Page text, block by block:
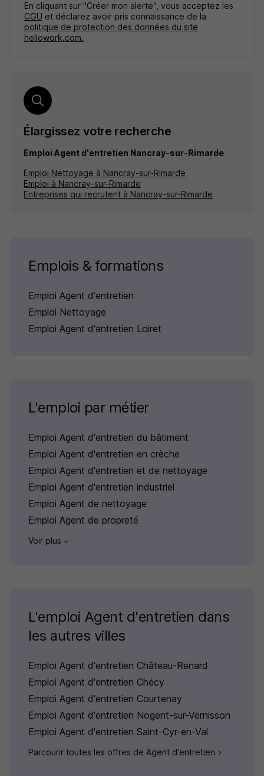
En cliquant sur "Créer mon alerte", vous acceptez les
CGU et déclarez avoir pris connaissance de la
politique de protection des données du site
hellowork.com.
Élargissez votre recherche
Emploi Agent d'entretien Nancray-sur-Rimarde
Emploi Nettoyage à Nancray-sur-Rimarde
Emploi à Nancray-sur-Rimarde
Entreprises qui recrutent à Nancray-sur-Rimarde
Emplois & formations
Emploi Agent d'entretien
Emploi Nettoyage
Emploi Agent d'entretien Loiret
L'emploi par métier
Emploi Agent d'entretien du bâtiment
Emploi Agent d'entretien en crèche
Emploi Agent d'entretien et de nettoyage
Emploi Agent d'entretien industriel
Emploi Agent de nettoyage
Emploi Agent de propreté
Voir plus
L'emploi Agent d'entretien dans
les autres villes
Emploi Agent d'entretien Château-Renard
Emploi Agent d'entretien Chécy
Emploi Agent d'entretien Courtenay
Emploi Agent d'entretien Nogent-sur-Vernisson
Emploi Agent d'entretien Saint-Cyr-en-Val
Parcourir toutes les offres de Agent d'entretien